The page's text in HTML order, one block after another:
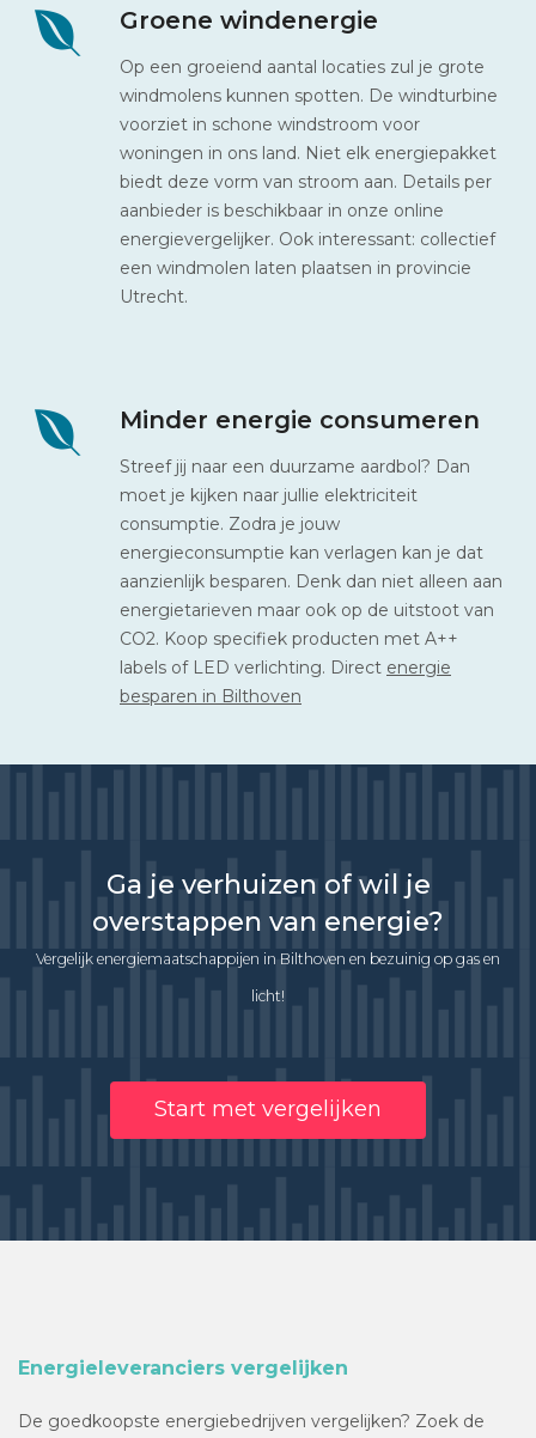
Groene windenergie
Op een groeiend aantal locaties zul je grote
windmolens kunnen spotten. De windturbine
voorziet in schone windstroom voor
woningen in ons land. Niet elk energiepakket
biedt deze vorm van stroom aan. Details per
aanbieder is beschikbaar in onze online
energievergelijker. Ook interessant: collectief
een windmolen laten plaatsen in provincie
Utrecht.
Minder energie consumeren
Streef jij naar een duurzame aardbol? Dan
moet je kijken naar jullie elektriciteit
consumptie. Zodra je jouw
energieconsumptie kan verlagen kan je dat
aanzienlijk besparen. Denk dan niet alleen aan
energietarieven maar ook op de uitstoot van
CO2. Koop specifiek producten met A++
labels of LED verlichting. Direct energie
besparen in Bilthoven
Ga je verhuizen of wil je
overstappen van energie?
Vergelijk energiemaatschappijen in Bilthoven en bezuinig op gas en
licht!
Start met vergelijken
Energieleveranciers vergelijken
De goedkoopste energiebedrijven vergelijken? Zoek de